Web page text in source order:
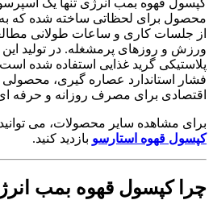
کپسول قهوه بمب انرژی تنها یک
محصول برای لحظاتی ساخته شده که به
از جلسات کاری و ساعات طولانی
ورزش و روزهای پرمشغله. در تولید این
پلاستیکی گرید غذایی استفاده شده
فشار استاندارد عصاره گیری، محصولی
اقتصادی برای مصرف روزانه و حرفه ای
برای مشاهده سایر محصولات، می
کپسول قهوه استارسو بازدید کنید.
چرا کپسول قهوه بمب